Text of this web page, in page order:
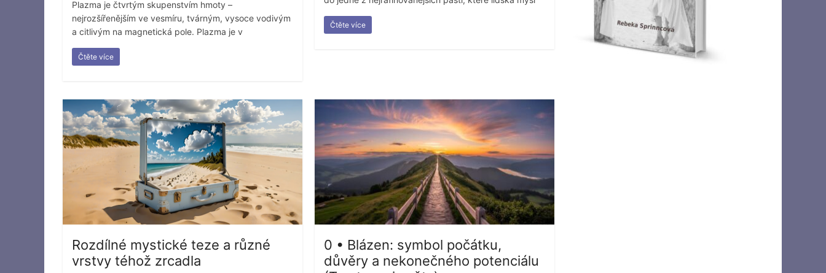
Plazma je čtvrtým skupenstvím hmoty –
nejrozšířenějším ve vesmíru, tvárným, vysoce vodivým
a citlivým na magnetická pole. Plazma je v
Čtěte více
Čtěte více
Rozdílné mystické teze a různé
vrstvy téhož zrcadla
0 • Blázen: symbol počátku,
důvěry a nekonečného potenciálu